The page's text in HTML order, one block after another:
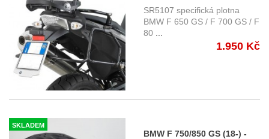
specifická horní plotna Givi
SR5107 , pro kufry GIVI řady
Monokey
SR5107 specifická plotna
BMW F 650 GS / F 700 GS / F
80
1.950 Kč
SKLADEM
BMW F 750/850 GS (18-) -